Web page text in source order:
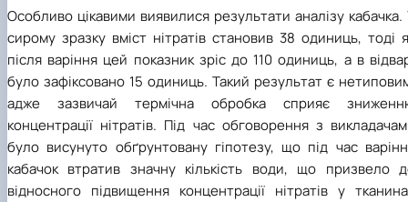
Особливо цікавими виявилися результати аналізу кабачка.
сирому зразку вміст нітратів становив 38 одиниць, тоді
після варіння цей показник зріс до 110 одиниць, а в
було зафіксовано 15 одиниць. Такий результат є
адже зазвичай термічна обробка сприяє
концентрації нітратів. Під час обговорення з
було висунуто обґрунтовану гіпотезу, що під час
кабачок втратив значну кількість води, що призвело
відносного підвищення концентрації нітратів у